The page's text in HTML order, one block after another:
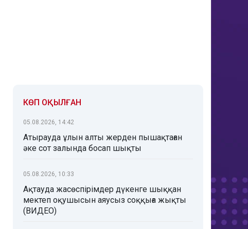
КӨП ОҚЫЛҒАН
05.08.2026, 14:42
Атырауда ұлын алты жерден пышақтаған
әке сот залында босап шықты
05.08.2026, 10:33
Ақтауда жасөспірімдер дүкенге шыққан
мектеп оқушысын аяусыз соққыға жықты
(ВИДЕО)